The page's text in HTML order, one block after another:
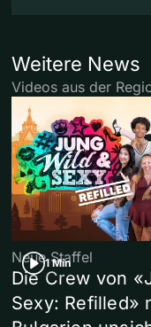
Weitere News
Videos aus der
1 Min
Neue Staffel
Die Crew von
Sexy: Refilled»